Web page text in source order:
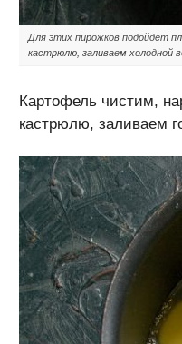
Для этих пирожков подойдет
кастрюлю, заливаем
Картофель чистим,
кастрюлю, заливаем